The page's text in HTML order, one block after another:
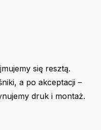
się resztą.
a po akceptacji –
druk i montaż.